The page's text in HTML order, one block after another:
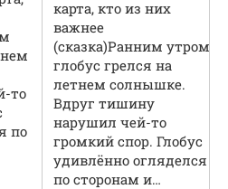
то
по
карта, кто из них
важнее
(сказка)Ранним утром
глобус грелся на
летнем солнышке.
Вдруг тишину
нарушил чей-то
громкий спор. Глобус
удивлённо огляделся
по сторонам и…